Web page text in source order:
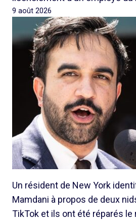
9 août 2026
Un résident de New York
Mamdani à propos de deux
TikTok et ils ont été réparés le